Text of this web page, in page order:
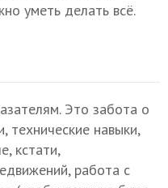
уметь делать всё.
Это забота о
технические навыки,
кстати,
работа с